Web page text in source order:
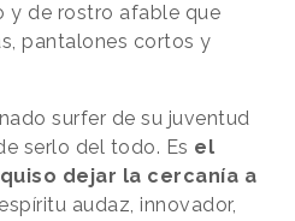
y de rostro afable que
pantalones cortos y
surfer de su juventud
serlo del todo. Es el
dejar la cercanía a
audaz, innovador,